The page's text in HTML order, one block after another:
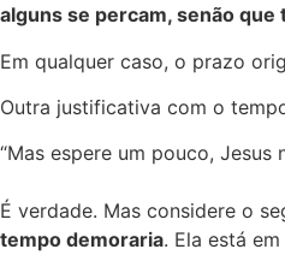
alguns se percam, senão
Em qualquer caso, o prazo
Outra justificativa com o
“Mas espere um pouco, Jesus
É verdade. Mas considere o
tempo demoraria. Ela está